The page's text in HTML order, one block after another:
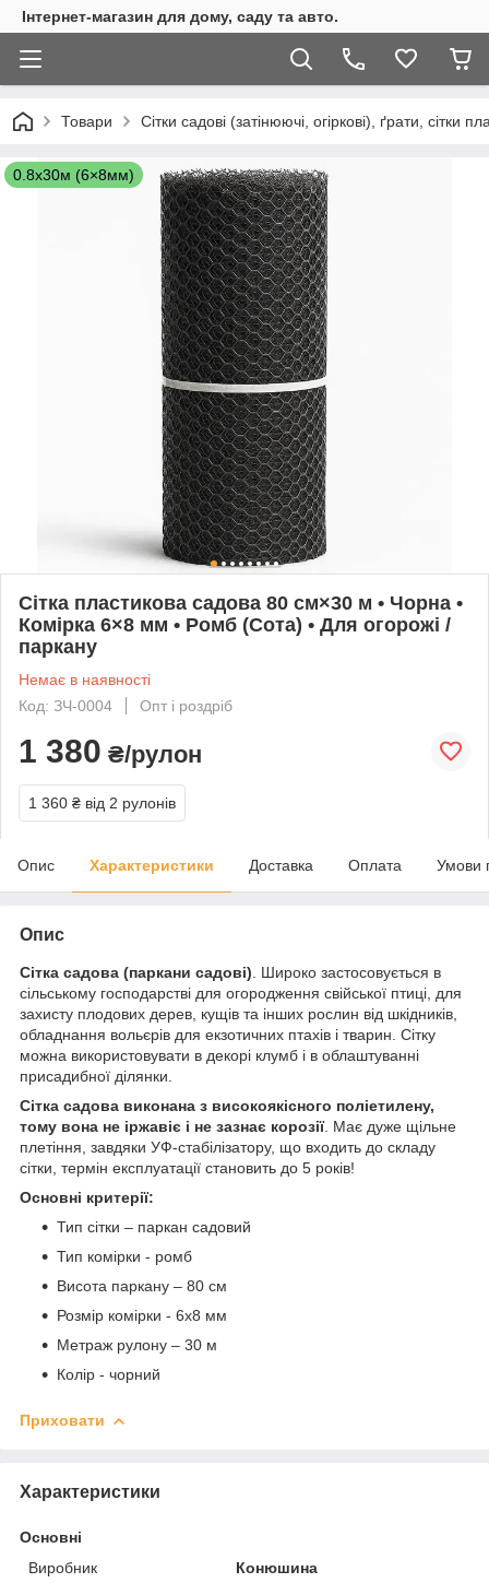
Інтернет-магазин для дому, саду та авто.
Товари Сітки садові (затінюючі, огіркові), ґрати, сітки
0.8х30м (6×8мм)
Сітка пластикова садова 80 см×30 м • Чорна •
Комірка 6×8 мм • Ромб (Сота) • Для огорожі /
паркану
Немає в наявності
Код: ЗЧ-0004
Опт і роздріб
1 380 ₴/рулон
1 360 ₴ від 2 рулонів
Опис Характеристики Доставка Оплата Умови
Опис
Сітка садова (паркани садові) . Широко застосовується в
сільському господарстві для огородження свійської птиці, для
захисту плодових дерев, кущів та інших рослин від шкідників,
обладнання вольєрів для екзотичних птахів і тварин. Сітку
можна використовувати в декорі клумб і в облаштуванні
присадибної ділянки.
Сітка садова виконана з високоякісного поліетилену,
тому вона не іржавіє і не зазнає корозії. Має дуже щільне
плетіння, завдяки УФ-стабілізатору, що входить до складу
сітки, термін експлуатації становить до 5 років!
Основні критерії:
Тип сітки – паркан садовий
Тип комірки - ромб
Висота паркану – 80 см
Розмір комірки - 6x8 мм
Метраж рулону – 30 м
Колір - чорний
Приховати
Характеристики
Основні
Виробник
Конюшина